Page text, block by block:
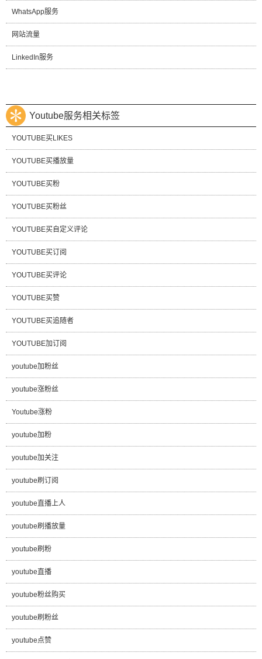
WhatsApp服务
网站流量
LinkedIn服务
Youtube服务相关标签
YOUTUBE买LIKES
YOUTUBE买播放量
YOUTUBE买粉
YOUTUBE买粉丝
YOUTUBE买自定义评论
YOUTUBE买订阅
YOUTUBE买评论
YOUTUBE买赞
YOUTUBE买追随者
YOUTUBE加订阅
youtube加粉丝
youtube涨粉丝
Youtube涨粉
youtube加粉
youtube加关注
youtube刷订阅
youtube直播上人
youtube刷播放量
youtube刷粉
youtube直播
youtube粉丝购买
youtube刷粉丝
youtube点赞